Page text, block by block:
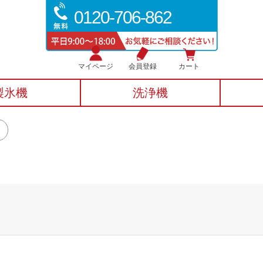
0120-706-862
マイページ 会員登録 カート
氷機 洗浄機